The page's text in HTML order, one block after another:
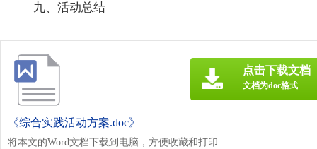
九、活动总结
《综合实践活动方案.doc》
将本文的Word文档下载到电脑，方便收藏和打印
点击下载文档
文档为doc格式